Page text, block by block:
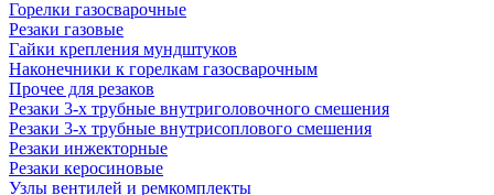
Горелки газосварочные
Резаки газовые
Гайки крепления мундштуков
Наконечники к горелкам газосварочным
Прочее для резаков
Резаки 3-х трубные внутриголовочного смешения
Резаки 3-х трубные внутрисоплового смешения
Резаки инжекторные
Резаки керосиновые
Узлы вентилей и ремкомплекты